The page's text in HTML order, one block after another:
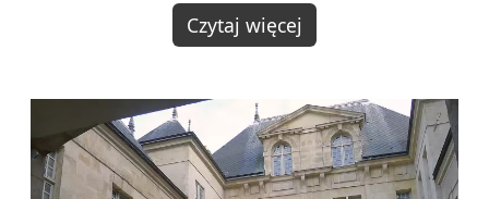
Czytaj więcej